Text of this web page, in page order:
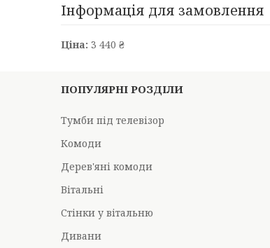
Інформація для замовлення
Ціна: 3 440 ₴
ПОПУЛЯРНІ РОЗДІЛИ
Тумби під телевізор
Комоди
Дерев'яні комоди
Вітальні
Стінки у вітальню
Дивани